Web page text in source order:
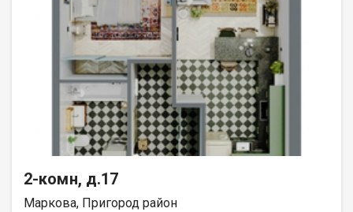
2-комн, д.17
Маркова, Пригород район